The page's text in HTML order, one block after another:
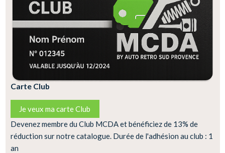
Carte Club
Je veux ma carte Club
Devenez membre du Club MCDA et bénéficiez de 13% de
réduction sur notre catalogue. Durée de l'adhésion au club : 1
an